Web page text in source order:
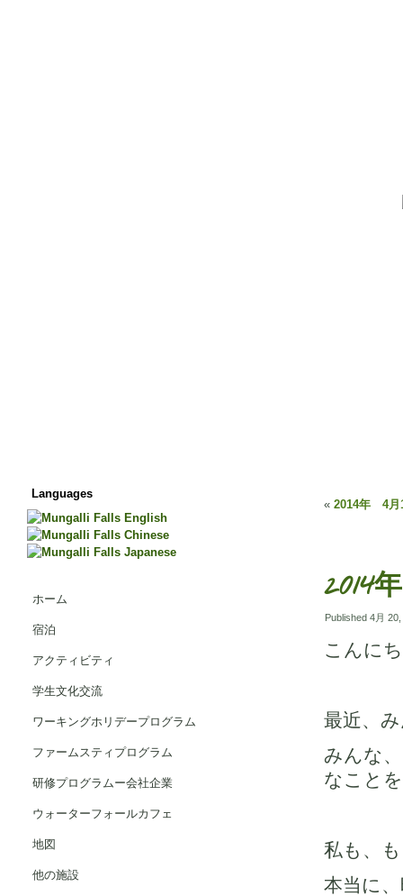
Languages
ホーム
宿泊
アクティビティ
学生文化交流
ワーキングホリデープログラム
ファームスティプログラム
研修プログラムー会社企業
ウォーターフォールカフェ
地図
他の施設
« 2014年 4月
2014
Published 4月 20,
こんに
最近、
みんな
なこと
私も、
本当に